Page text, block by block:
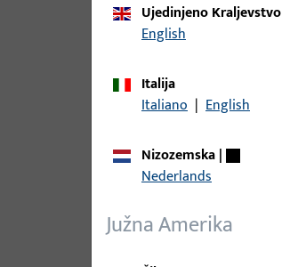
9-42683-00-0-7 |
Ujedinjeno Kraljevstvo
English
Italija
Italiano | English
Nizozemska|
Nederlands
Južna Amerika